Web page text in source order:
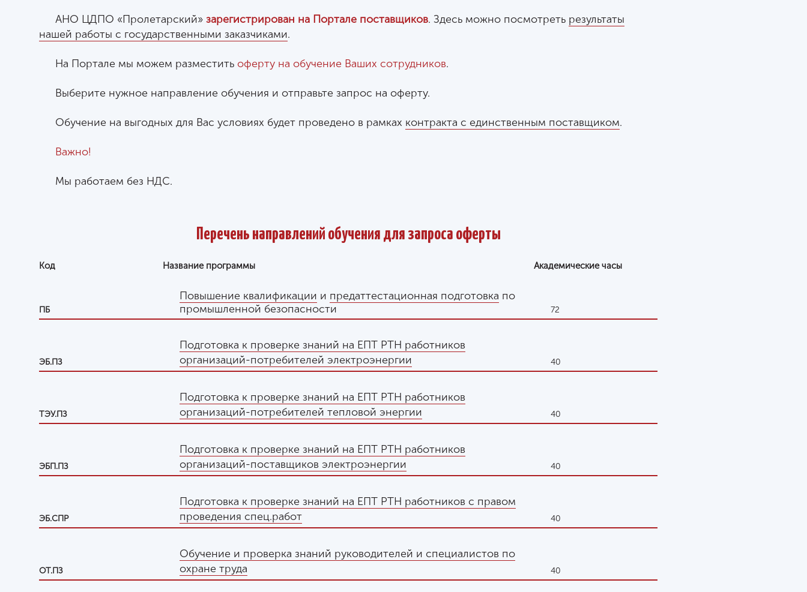
АНО ЦДПО «Пролетарский» зарегистрирован на Портале поставщиков. Здесь можно посмотреть результаты
нашей работы с государственными заказчиками.
На Портале мы можем разместить оферту на обучение Ваших сотрудников.
Выберите нужное направление обучения и отправьте запрос на оферту.
Обучение на выгодных для Вас условиях будет проведено в рамках контракта с единственным поставщиком.
Важно!
Мы работаем без НДС.
Перечень направлений обучения для запроса оферты
Код Название программы Академические часы
ПБ
Повышение квалификации и предаттестационная подготовка по
промышленной безопасности
72
ЭБ.ПЗ
Подготовка к проверке знаний на ЕПТ РТН работников
организаций-потребителей электроэнергии
40
ТЭУ.ПЗ
Подготовка к проверке знаний на ЕПТ РТН работников
организаций-потребителей тепловой энергии
40
ЭБП.ПЗ
Подготовка к проверке знаний на ЕПТ РТН работников
организаций-поставщиков электроэнергии
40
ЭБ.СПР
Подготовка к проверке знаний на ЕПТ РТН работников с правом
проведения спец.работ
40
ОТ.ПЗ
Обучение и проверка знаний руководителей и специалистов по
охране труда
40